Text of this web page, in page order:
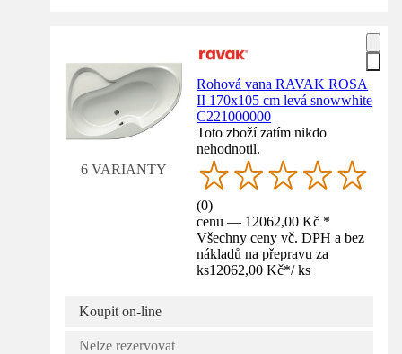
6 VARIANTY
Rohová vana RAVAK ROSA
II 170x105 cm levá snowwhite
C221000000
Toto zboží zatím nikdo
nehodnotil.
(0)
cenu — 12062,00 Kč *
Všechny ceny vč. DPH a bez
nákladů na přepravu za
ks12062,00 Kč*/ ks
Koupit on-line
Nelze rezervovat